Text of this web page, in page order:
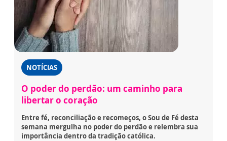
NOTÍCIAS
O poder do perdão: um caminho para
libertar o coração
Entre fé, reconciliação e recomeços, o Sou de Fé desta
semana mergulha no poder do perdão e relembra sua
importância dentro da tradição católica.